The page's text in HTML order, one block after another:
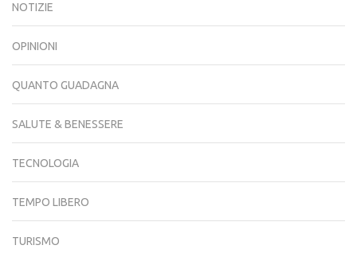
NOTIZIE
OPINIONI
QUANTO GUADAGNA
SALUTE & BENESSERE
TECNOLOGIA
TEMPO LIBERO
TURISMO